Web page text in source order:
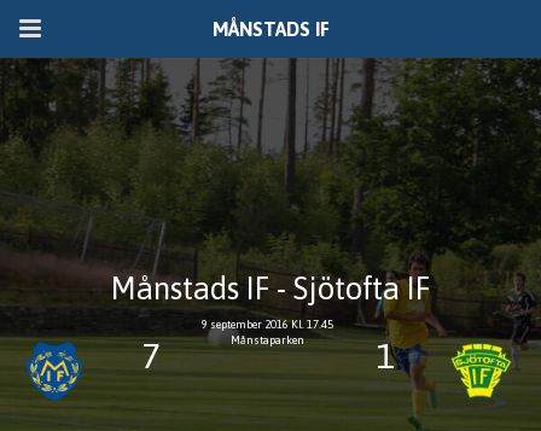
MÅNSTADS IF
Månstads IF - Sjötofta IF
7
9 september 2016 Kl. 17.45
Månstaparken
1